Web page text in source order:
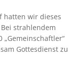
hatten wir dieses
strahlendem
„Gemeinschaftler“
Gottesdienst zu